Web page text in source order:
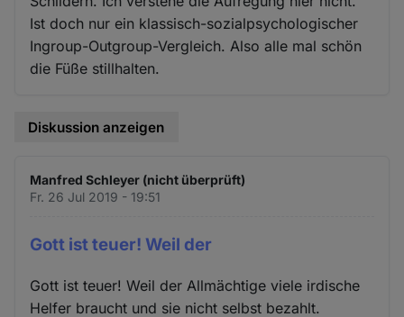
Ist doch nur ein klassisch-sozialpsychologischer
Ingroup-Outgroup-Vergleich. Also alle mal schön
die Füße stillhalten.
Diskussion anzeigen
Manfred Schleyer (nicht überprüft)
Fr. 26 Jul 2019 - 19:51
Gott ist teuer! Weil der
Gott ist teuer! Weil der Allmächtige viele irdische
Helfer braucht und sie nicht selbst bezahlt.